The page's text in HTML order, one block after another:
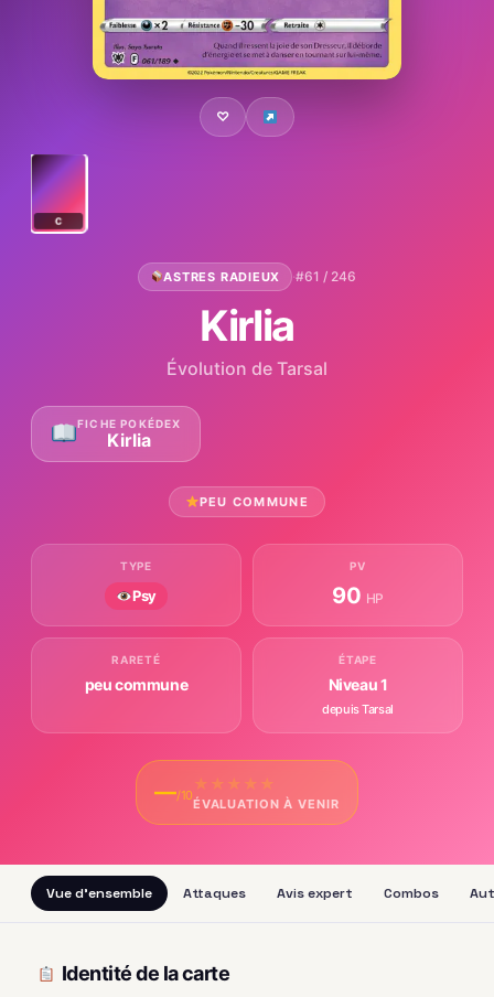
♡
C
ASTRES RADIEUX ·#61 / 246
Kirlia
Évolution de Tarsal
FICHE POKÉDEX
Kirlia
PEU COMMUNE
TYPE
Psy
PV
90 HP
RARETÉ
peu commune
ÉTAPE
Niveau 1
depuis Tarsal
—/10
★ ★ ★ ★ ★
ÉVALUATION À VENIR
Vue d'ensemble Attaques Avis expert Combos
Identité de la carte